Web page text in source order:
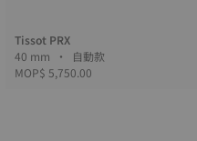
Tissot PRX
40 mm • 自動款
MOP$ 5,750.00